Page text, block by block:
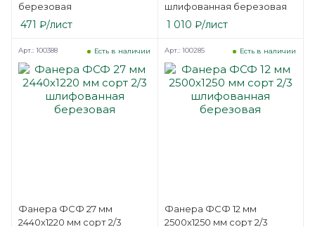
березовая
471 ₽/лист
шлифованная березовая
1 010 ₽/лист
Фанера ФСФ 27 мм
2440х1220 мм сорт 2/3
Есть в наличии
Арт.: 100388
Фанера ФСФ 12 мм
2500х1250 мм сорт 2/3
Есть в наличии
Арт.: 100285